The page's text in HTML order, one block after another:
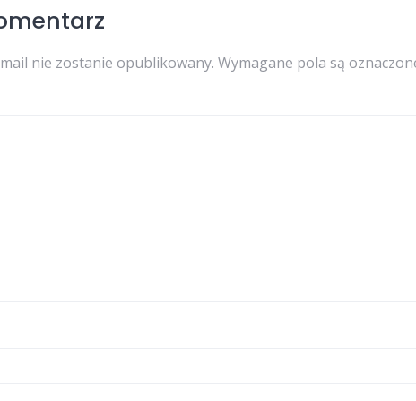
nie zostanie opublikowany. Wymagane pola są